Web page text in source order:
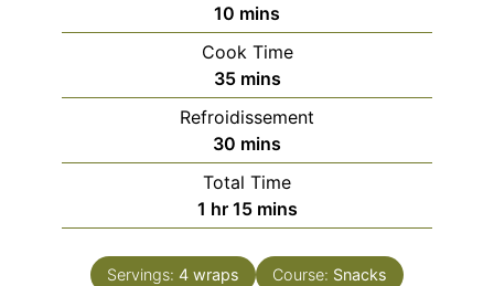
10 minutes
mins
Cook Time
35minutes
mins
Refroidissement
30 minutes
mins
Total Time
1 hour
hr 15minutes
mins
Servings: 4 wraps Course: Snacks